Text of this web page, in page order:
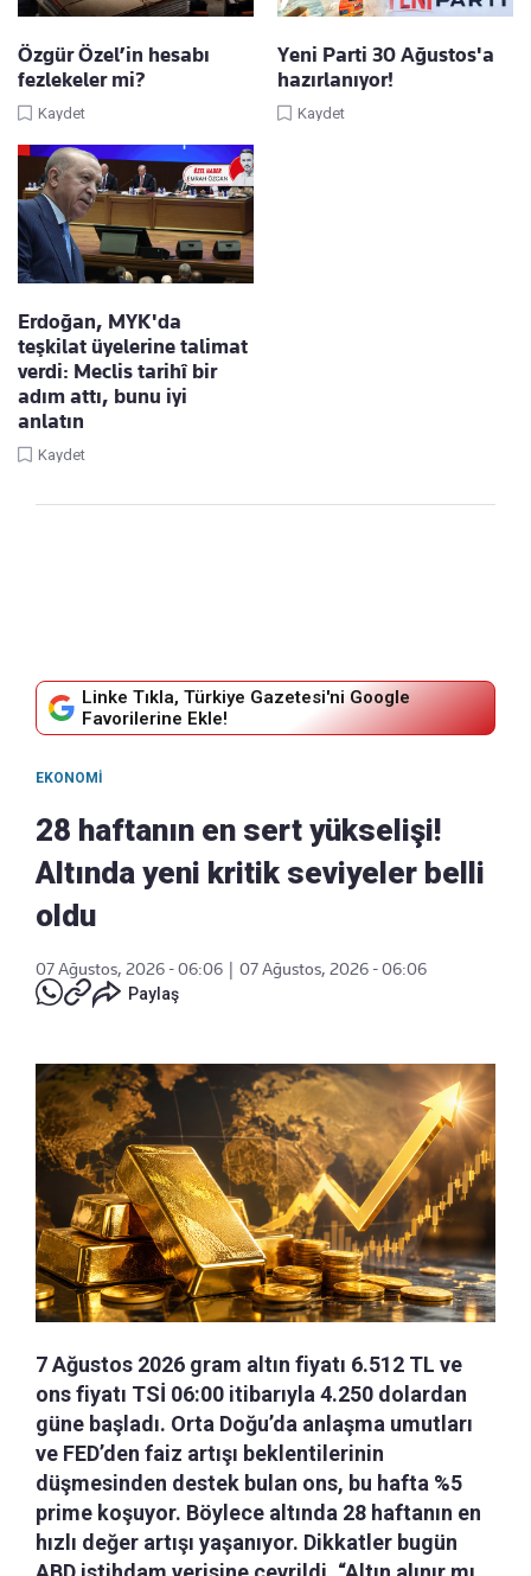
Özgür Özel’in hesabı
fezlekeler mi?
Kaydet
Yeni Parti 30 Ağustos'a
hazırlanıyor!
Kaydet
Erdoğan, MYK'da
teşkilat üyelerine talimat
verdi: Meclis tarihî bir
adım attı, bunu iyi
anlatın
Kaydet
Linke Tıkla, Türkiye Gazetesi'ni Google
Favorilerine Ekle!
EKONOMI
28 haftanın en sert yükselişi!
Altında yeni kritik seviyeler belli
oldu
07 Ağustos, 2026 - 06:06
07 Ağustos, 2026 - 06:06
Paylaş
7 Ağustos 2026 gram altın fiyatı 6.512 TL ve
ons fiyatı TSİ 06:00 itibarıyla 4.250 dolardan
güne başladı. Orta Doğu’da anlaşma umutları
ve FED’den faiz artışı beklentilerinin
düşmesinden destek bulan ons, bu hafta %5
prime koşuyor. Böylece altında 28 haftanın en
hızlı değer artışı yaşanıyor. Dikkatler bugün